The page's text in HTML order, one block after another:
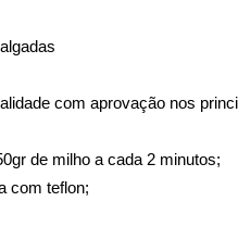
com aprovação nos
de milho a cada 2 minutos;
com teflon;